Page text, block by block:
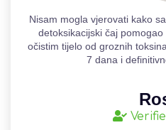
Nisam mogla vjerovati kako
detoksikacijski čaj
očistim tijelo od groznih
7 dana i